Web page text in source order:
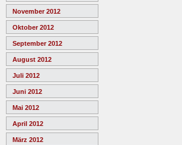
November 2012
Oktober 2012
September 2012
August 2012
Juli 2012
Juni 2012
Mai 2012
April 2012
März 2012